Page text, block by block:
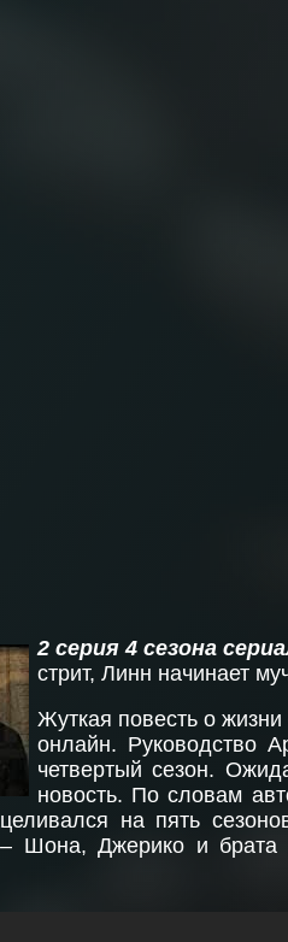
2 серия 4 сезона
стрит, Линн начинает
Жуткая повесть о
онлайн. Руководство
четвертый сезон.
новость. По словам
на пять
Шона, Джерико и